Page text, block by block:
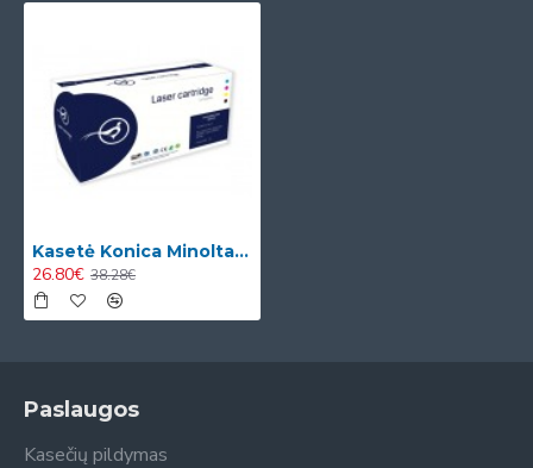
Kasetė Konica Minolta TN-213 / TN-214 / TN-314 (A0D7252) Y
26.80€ 38.28€
Paslaugos
Kasečių pildymas